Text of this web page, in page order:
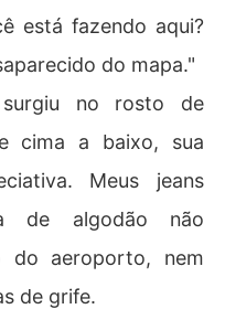
está fazendo aqui?
do mapa."
no rosto de
cima a baixo, sua
Meus jeans
de algodão não
do aeroporto, nem
de grife.